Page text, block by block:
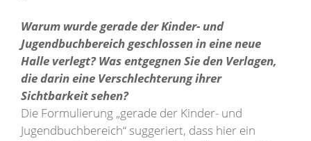
Warum wurde gerade der Kinder- und
Jugendbuchbereich geschlossen in eine neue
Halle verlegt? Was entgegnen Sie den Verlagen,
die darin eine Verschlechterung ihrer
Sichtbarkeit sehen?
Die Formulierung „gerade der Kinder- und
Jugendbuchbereich“ suggeriert, dass hier ein